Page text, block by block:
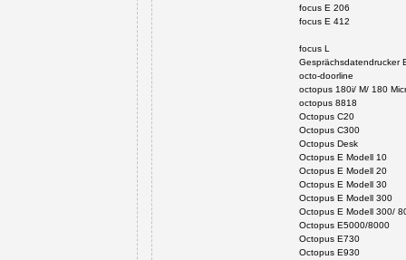
focus E 206
focus E 412
focus L
Gesprächsdatendrucker
octo-doorline
octopus 180i/ M/ 180
octopus 8818
Octopus C20
Octopus C300
Octopus Desk
Octopus E Modell 10
Octopus E Modell 20
Octopus E Modell 30
Octopus E Modell 300
Octopus E Modell 300/
Octopus E5000/8000
Octopus E730
Octopus E930